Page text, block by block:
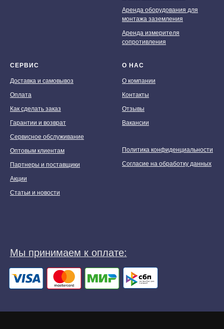
Аренда оборудования для
монтажа заземления
Аренда измерителя
сопротивления
СЕРВИС
Доставка и самовывоз
Оплата
Как сделать заказ
Гарантии и возврат
Сервисное обслуживание
Оптовым клиентам
Партнеры и поставщики
Акции
Статьи и новости
О НАС
О компании
Контакты
Отзывы
Вакансии
Политика конфиденциальности
Согласие на обработку данных